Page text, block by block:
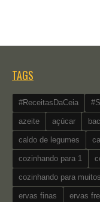
TAGS
#ReceitasDaCeia
azeite açúcar
caldo de legumes
cozinhando para 1
cozinhando para muitos
ervas finas ervas